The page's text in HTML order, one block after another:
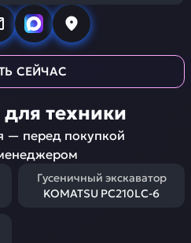
СЕЙЧАС
техники
— перед покупкой
Гусеничный экскаватор
KOMATSU PC210LC-6